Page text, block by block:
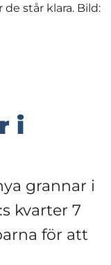
står klara. Bild:
i
grannar i
kvarter 7
för att